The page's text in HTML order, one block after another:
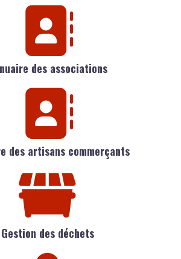
des associations
des artisans commerçants
Gestion des déchets